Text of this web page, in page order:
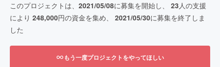
このプロジェクトは、 2021/05/08に募集を開始し、 23人の支援
により 248,000円の資金を集め、 2021/05/30に募集を終了しま
した
もう一度プロジェクトをやってほしい